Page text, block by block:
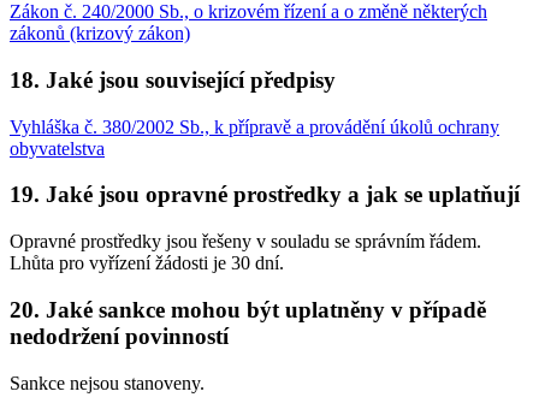
Zákon č. 240/2000 Sb., o krizovém řízení a o změně některých
zákonů (krizový zákon)
18. Jaké jsou související předpisy
Vyhláška č. 380/2002 Sb., k přípravě a provádění úkolů ochrany
obyvatelstva
19. Jaké jsou opravné prostředky a jak se uplatňují
Opravné prostředky jsou řešeny v souladu se správním řádem.
Lhůta pro vyřízení žádosti je 30 dní.
20. Jaké sankce mohou být uplatněny v případě
nedodržení povinností
Sankce nejsou stanoveny.